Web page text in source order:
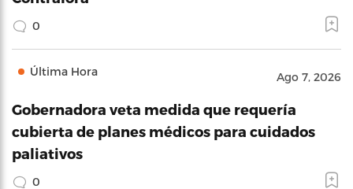
0
Última Hora Ago 7, 2026
Gobernadora veta medida que requería
cubierta de planes médicos para cuidados
paliativos
0